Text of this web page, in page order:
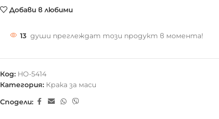
Добави в любими
13 души преглеждат този продукт в момента!
Код: HO-5414
Категория: Крака за маси
Сподели: